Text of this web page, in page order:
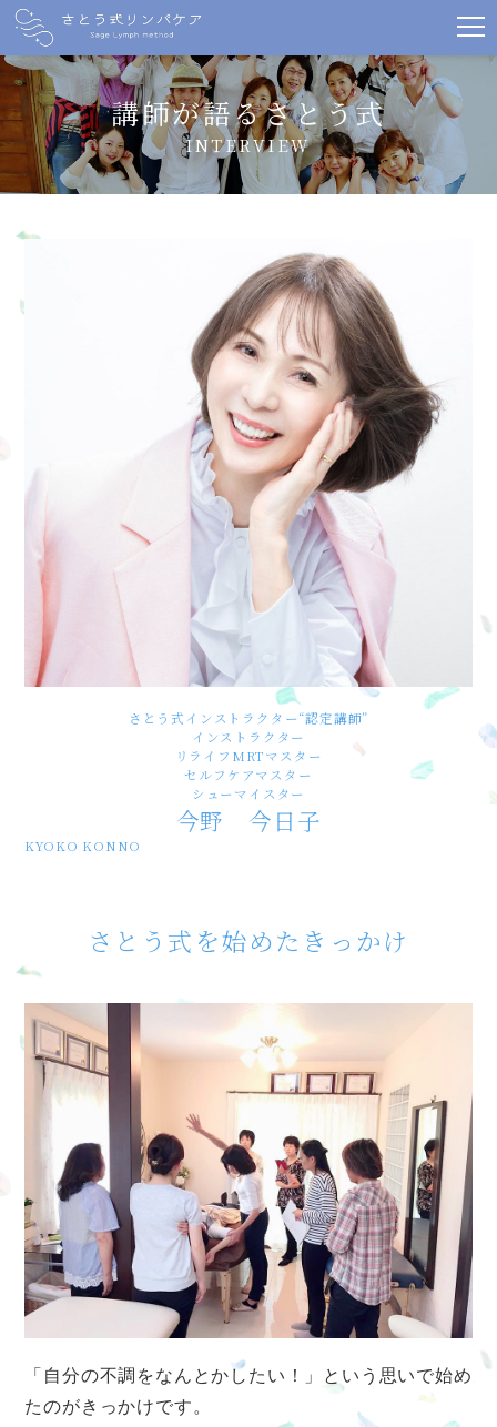
講師が語るさとう式
INTERVIEW
KYOKO KONNO
今野 今日子
さとう式インストラクター“認定講師”
インストラクター
リライフMRTマスター
セルフケアマスター
シューマイスター
さとう式を始めたきっかけ
「自分の不調をなんとかしたい！」という思いで始め
たのがきっかけです。